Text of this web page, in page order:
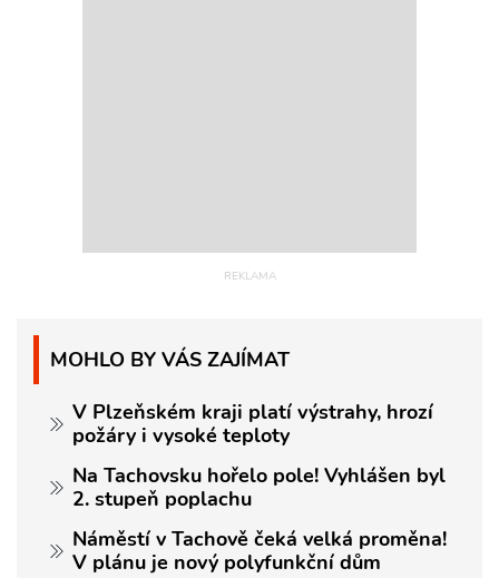
MOHLO BY VÁS ZAJÍMAT
V Plzeňském kraji platí výstrahy, hrozí
požáry i vysoké teploty
Na Tachovsku hořelo pole! Vyhlášen byl
2. stupeň poplachu
Náměstí v Tachově čeká velká proměna!
V plánu je nový polyfunkční dům